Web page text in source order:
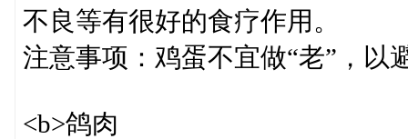
不良等有很好的食疗作用。
注意事项：鸡蛋不宜做“老”，以
<b>鸽肉